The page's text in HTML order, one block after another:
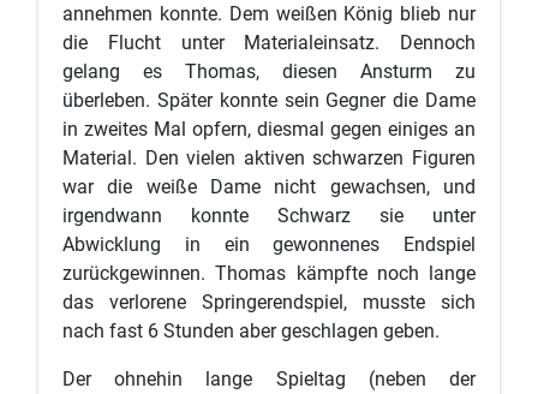
annehmen konnte. Dem weißen König blieb nur
die Flucht unter Materialeinsatz. Dennoch
gelang es Thomas, diesen Ansturm zu
überleben. Später konnte sein Gegner die Dame
in zweites Mal opfern, diesmal gegen einiges an
Material. Den vielen aktiven schwarzen Figuren
war die weiße Dame nicht gewachsen, und
irgendwann konnte Schwarz sie unter
Abwicklung in ein gewonnenes Endspiel
zurückgewinnen. Thomas kämpfte noch lange
das verlorene Springerendspiel, musste sich
nach fast 6 Stunden aber geschlagen geben.
Der ohnehin lange Spieltag (neben der